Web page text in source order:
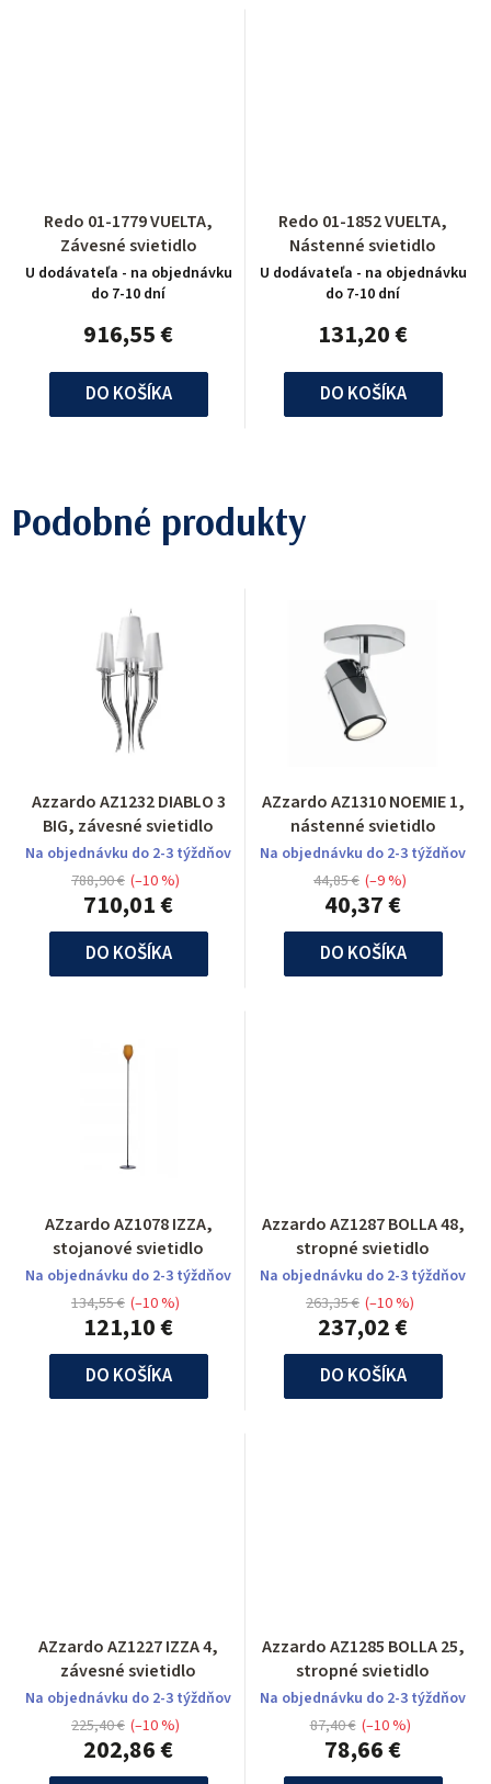
Redo 01-1779 VUELTA,
Závesné svietidlo
U dodávateľa - na objednávku
do 7-10 dní
916,55 €
DO KOŠÍKA
Redo 01-1852 VUELTA,
Nástenné svietidlo
U dodávateľa - na objednávku
do 7-10 dní
131,20 €
DO KOŠÍKA
Podobné produkty
Azzardo AZ1232 DIABLO 3
BIG, závesné svietidlo
Na objednávku do 2-3 týždňov
710,01 €
788,90 € (–10 %)
DO KOŠÍKA
AZzardo AZ1310 NOEMIE 1,
nástenné svietidlo
Na objednávku do 2-3 týždňov
40,37 €
44,85 € (–9 %)
DO KOŠÍKA
AZzardo AZ1078 IZZA,
stojanové svietidlo
Na objednávku do 2-3 týždňov
121,10 €
134,55 € (–10 %)
DO KOŠÍKA
Azzardo AZ1287 BOLLA 48,
stropné svietidlo
Na objednávku do 2-3 týždňov
237,02 €
263,35 € (–10 %)
DO KOŠÍKA
AZzardo AZ1227 IZZA 4,
závesné svietidlo
Na objednávku do 2-3 týždňov
202,86 €
225,40 € (–10 %)
Azzardo AZ1285 BOLLA 25,
stropné svietidlo
Na objednávku do 2-3 týždňov
78,66 €
87,40 € (–10 %)